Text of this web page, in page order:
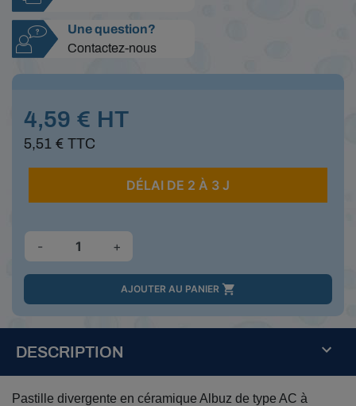
Une question?
Contactez-nous
4,59 € HT
5,51 € TTC
DÉLAI DE 2 À 3 J
- +
AJOUTER AU PANIER 
DESCRIPTION
Pastille divergente en céramique Albuz de type AC à